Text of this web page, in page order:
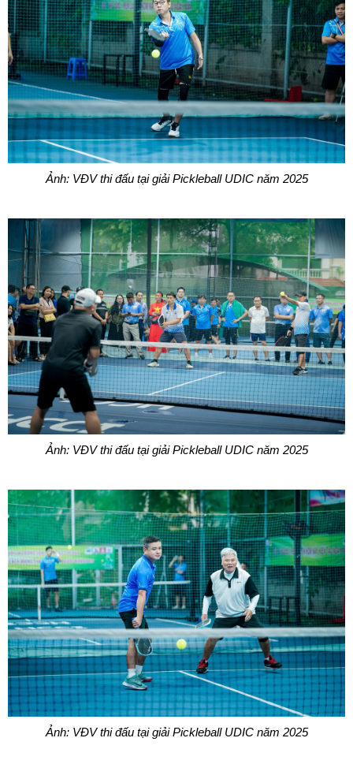
Ảnh: VĐV thi đấu tại giải Pickleball UDIC năm 2025
Ảnh: VĐV thi đấu tại giải Pickleball UDIC năm 2025
Ảnh: VĐV thi đấu tại giải Pickleball UDIC năm 2025